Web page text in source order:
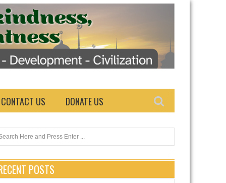
CONTACT US DONATE US
POSTS